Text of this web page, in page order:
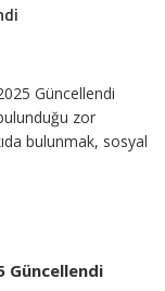
Güncellendi
zor
bulunmak, sosyal
Güncellendi